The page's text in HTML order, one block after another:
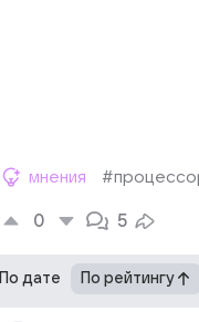
мнения
0 5
По дате По рейтингу